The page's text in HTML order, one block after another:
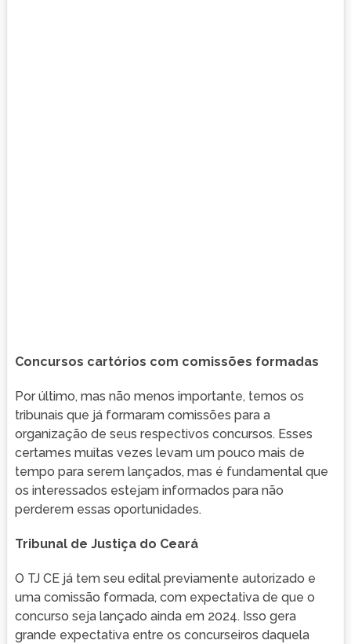
Concursos cartórios com comissões formadas
Por último, mas não menos importante, temos os
tribunais que já formaram comissões para a
organização de seus respectivos concursos. Esses
certames muitas vezes levam um pouco mais de
tempo para serem lançados, mas é fundamental que
os interessados estejam informados para não
perderem essas oportunidades.
Tribunal de Justiça do Ceará
O TJ CE já tem seu edital previamente autorizado e
uma comissão formada, com expectativa de que o
concurso seja lançado ainda em 2024. Isso gera
grande expectativa entre os concurseiros daquela